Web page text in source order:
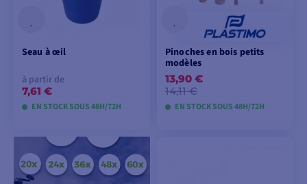
Seau à œil
à partir de
7,61 €
EN STOCK SOUS 48H/72H
VOIR LES MODÈLES
Pinoches en bois petits
modèles
13,90 €
14,11 €
EN STOCK SOUS 48H/72H